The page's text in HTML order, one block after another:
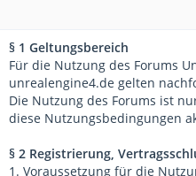
§ 1 Geltungsbereich
Für die Nutzung des Forums
unrealengine4.de gelten
Die Nutzung des Forums ist
diese Nutzungsbedingungen
§ 2 Registrierung,
1. Voraussetzung für die